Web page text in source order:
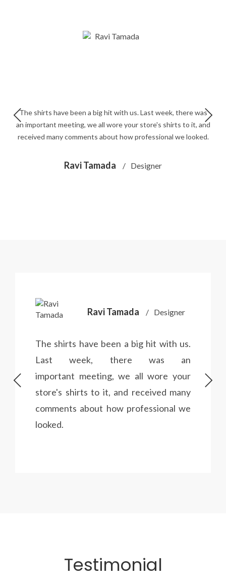
Trousses de toilette
Objets déco
Patères en métal
Carte cadeau
The shirts have been a big hit with us. Last week, there was
an important meeting, we all wore your store's shirts to it, and
received many comments about how professional we looked.
Ravi Tamada Designer
Ravi Tamada Designer
The shirts have been a big hit with us.
Last week, there was an
important meeting, we all wore your
store's shirts to it, and received many
comments about how professional we
looked.
Testimonial